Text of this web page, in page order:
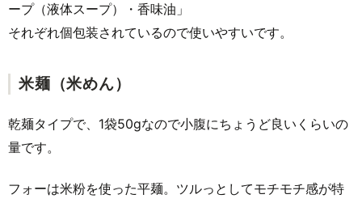
ープ（液体スープ）・香味油」
それぞれ個包装されているので使いやすいです。
米麺（米めん）
乾麺タイプで、1袋50gなので小腹にちょうど良いくらいの
量です。
フォーは米粉を使った平麺。ツルっとしてモチモチ感が特